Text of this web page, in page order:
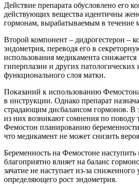
Действие препарата обусловлено его
действующих вещества идентичны
гормонам, вырабатываемым в течение
Второй компонент – дидрогестерон –
эндометрия, переводя его в
использования медикамента снижается
гиперплазии и других патологических
функционального слоя матки.
Показаний к использованию
в инструкции. Однако препарат
страдающим дисбалансом гормонов. В
из них возникают сомнения по поводу
Фемостон планированию
что медикамент не может снизить
Беременность на Фемостоне
благоприятно влияет на баланс
зачатие не наступает из-за сниженного
определяющего рост эндометрия.